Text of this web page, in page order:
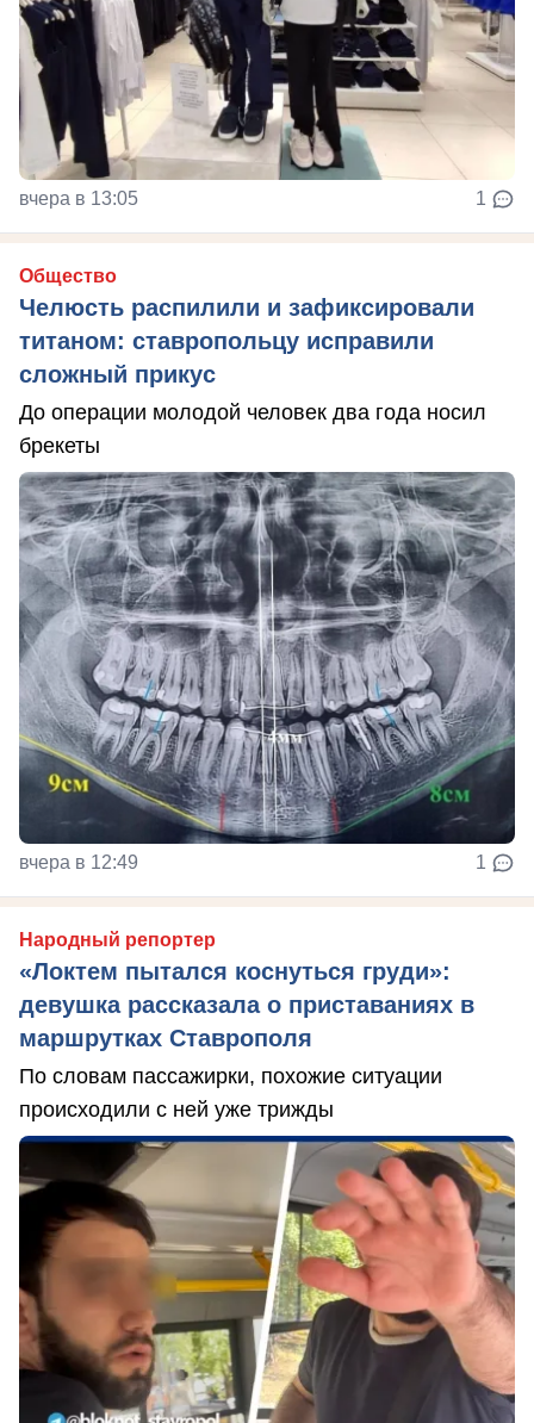
вчера в 13:05 1
Общество
Челюсть распилили и зафиксировали
титаном: ставропольцу исправили
сложный прикус
До операции молодой человек два года носил
брекеты
вчера в 12:49 1
Народный репортер
«Локтем пытался коснуться груди»:
девушка рассказала о приставаниях в
маршрутках Ставрополя
По словам пассажирки, похожие ситуации
происходили с ней уже трижды